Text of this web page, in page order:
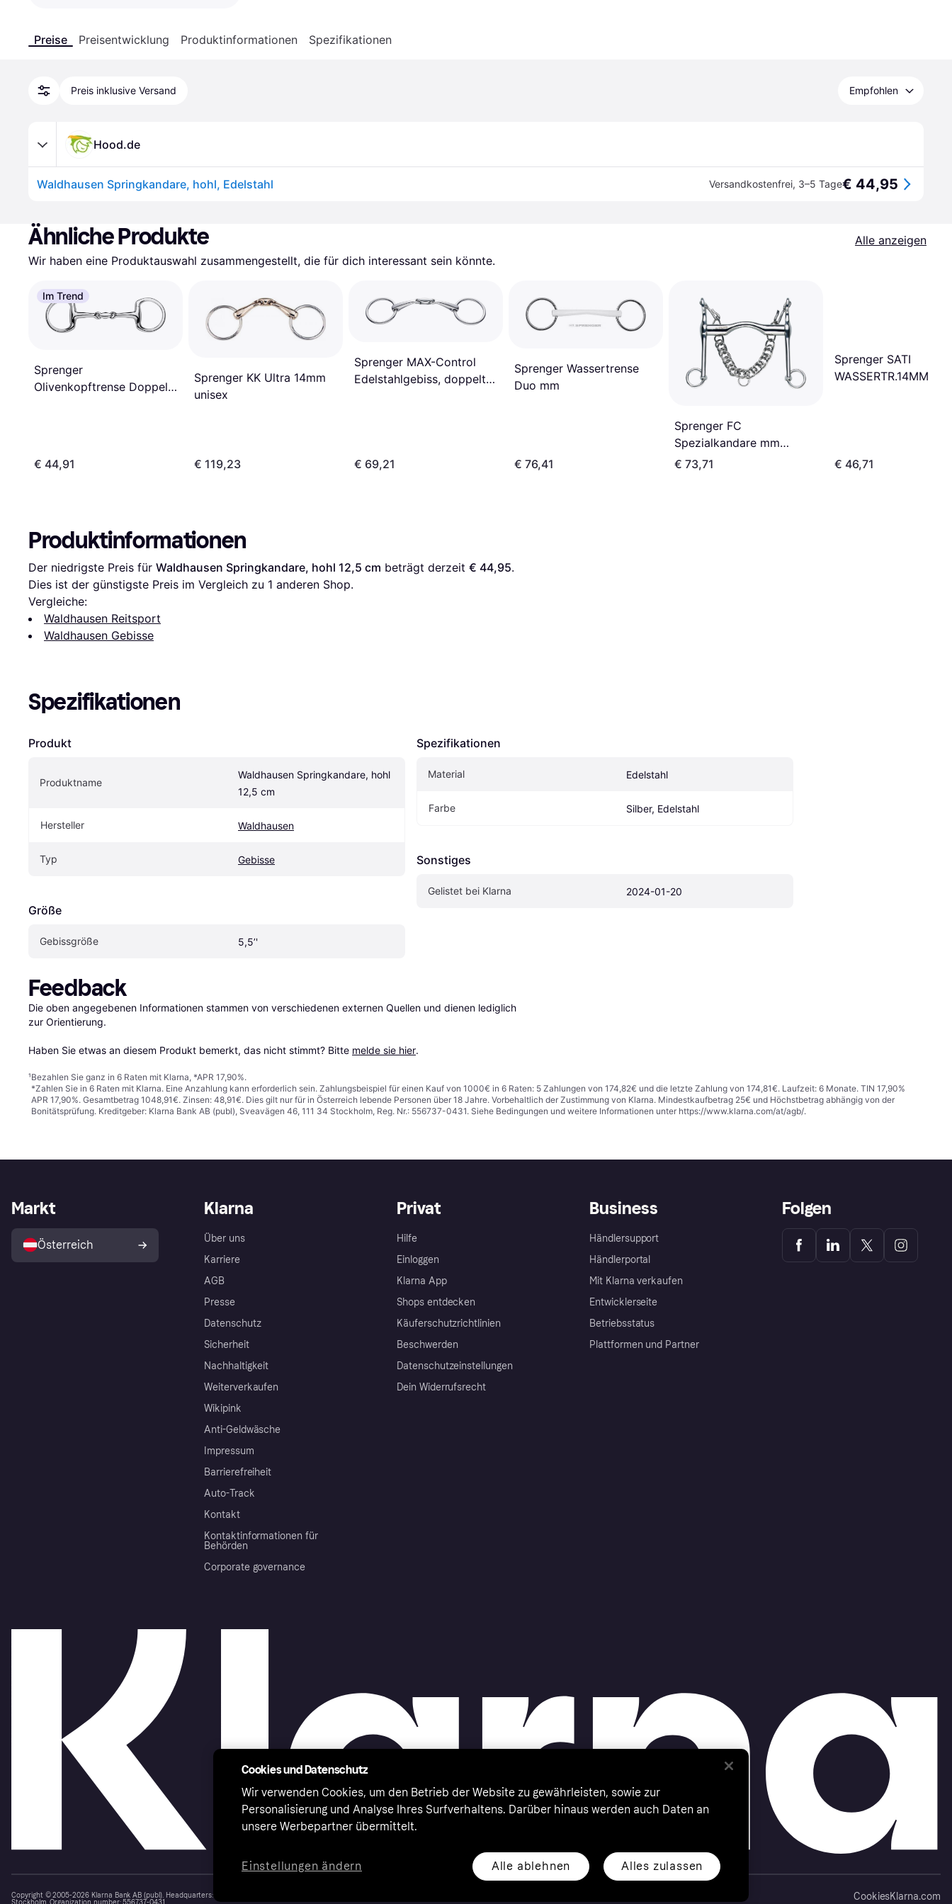
Preise Preisentwicklung Produktinformationen Spezifikationen
Preis inklusive Versand Empfohlen
Hood.de
Waldhausen Springkandare, hohl, Edelstahl Versandkostenfrei, 3–5 Tage€ 44,95
Ähnliche Produkte
Alle anzeigen
Wir haben eine Produktauswahl zusammengestellt, die für dich interessant sein könnte.
Im Trend
Sprenger
Olivenkopftrense Doppelt
€ 44,91
Sprenger KK Ultra 14mm
unisex
€ 119,23
Sprenger MAX-Control
Edelstahlgebiss, doppelt
€ 69,21
Sprenger Wassertrense
Duo mm
€ 76,41
Sprenger FC
Spezialkandare mm
Edelstahl
€ 73,71
Sprenger SATI
WASSERTR.14MM
€ 46,71
Produktinformationen
Der niedrigste Preis für Waldhausen Springkandare, hohl 12,5 cm beträgt derzeit € 44,95.
Dies ist der günstigste Preis im Vergleich zu 1 anderen Shop.
Vergleiche:
Waldhausen Reitsport
Waldhausen Gebisse
Spezifikationen
Produkt
Produktname
Waldhausen Springkandare, hohl
12,5 cm
Hersteller Waldhausen
Typ Gebisse
Größe
Gebissgröße 5,5’'
Spezifikationen
Material Edelstahl
Farbe Silber, Edelstahl
Sonstiges
Gelistet bei Klarna 2024-01-20
Feedback
Die oben angegebenen Informationen stammen von verschiedenen externen Quellen und dienen lediglich
zur Orientierung.
Haben Sie etwas an diesem Produkt bemerkt, das nicht stimmt? Bitte melde sie hier.
¹Bezahlen Sie ganz in 6 Raten mit Klarna, *APR 17,90%.
*Zahlen Sie in 6 Raten mit Klarna. Eine Anzahlung kann erforderlich sein. Zahlungsbeispiel für einen Kauf von 1000€ in 6 Raten: 5 Zahlungen von 174,82€ und die letzte Zahlung von 174,81€. Laufzeit: 6 Monate. TIN 17,90%
APR 17,90%. Gesamtbetrag 1048,91€. Zinsen: 48,91€. Dies gilt nur für in Österreich lebende Personen über 18 Jahre. Vorbehaltlich der Zustimmung von Klarna. Mindestkaufbetrag 25€ und Höchstbetrag abhängig von der
Bonitätsprüfung. Kreditgeber: Klarna Bank AB (publ), Sveavägen 46, 111 34 Stockholm, Reg. Nr.: 556737-0431. Siehe Bedingungen und weitere Informationen unter https://www.klarna.com/at/agb/.
Klarna
Über uns
Karriere
AGB
Presse
Datenschutz
Sicherheit
Nachhaltigkeit
Weiterverkaufen
Wikipink
Anti-Geldwäsche
Impressum
Barrierefreiheit
Auto-Track
Kontakt
Kontaktinformationen für
Behörden
Corporate governance
Privat
Hilfe
Einloggen
Klarna App
Shops entdecken
Käuferschutzrichtlinien
Beschwerden
Datenschutzeinstellungen
Dein Widerrufsrecht
Business
Händlersupport
Händlerportal
Mit Klarna verkaufen
Entwicklerseite
Betriebsstatus
Plattformen und Partner
Markt
Österreich
Folgen
Copyright © 2005-2026 Klarna Bank AB (publ). Headquarters: Stockholm, Sweden. All rights reserved. Klarna Bank AB (publ). Sveavägen 46, 111 34
CookiesKlarna.com
Cookies und Datenschutz
Wir verwenden Cookies, um den Betrieb der Website zu gewährleisten, sowie zur
Personalisierung und Analyse Ihres Surfverhaltens. Darüber hinaus werden auch Daten an
unsere Werbepartner übermittelt.
Alle ablehnen Alles zulassen
Einstellungen ändern